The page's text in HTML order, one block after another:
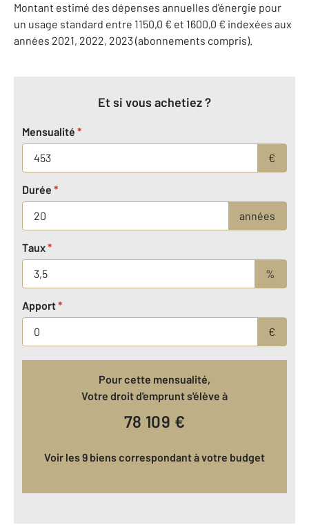
Montant estimé des dépenses annuelles d'énergie pour
un usage standard entre 1150,0 € et 1600,0 € indexées aux
années 2021, 2022, 2023 (abonnements compris).
Et si vous achetiez ?
Mensualité *
€
Durée *
années
Taux*
%
Apport*
€
Pour cette mensualité,
Votre droit d'emprunt s'élève à
78 109 €
Voir les 9 biens correspondant à votre budget